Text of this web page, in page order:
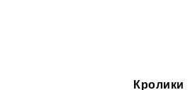
Кролики